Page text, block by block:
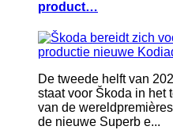
product…
De tweede helft van
staat voor Škoda in het
van de
de nieuwe Superb e...